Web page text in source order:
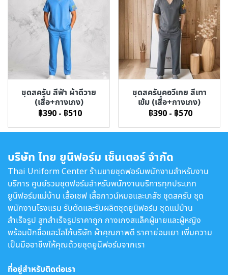
ชุดสครับ สีฟ้า ผ้าดีวาย
(เสื้อ+กางเกง)
฿390 - ฿510
ชุดสครับคอวีเกย สีเทา
เข้ม (เสื้อ+กางเกง)
฿390 - ฿570
บริษัท ไทย ยูนิฟอร์ม เซ็นเตอร์ จำกัด
Thai Uniform Center ร้านขายชุดฟอร์มพนักงานสำหรับงาน
บริการ ศูนย์รวมชุดฟอร์มสำหรับพนักงานบริการทุกประเภท
ยูนิฟอร์มแม่บ้าน เสื้อเชฟ เสื้อกาวน์หมอและเภสัช ชุดสครับ ชุด
พนักงานโรงแรม รับตัดและรับผลิตชุดยูนิฟอร์ม ชุดแม่บ้าน
สำเร็จรูป สูทสำเร็จรูปราคาถูก กางเกงสแล็คผู้ชายและผู้หญิง
พร้อมปักชื่อและโลโก้บริษัท ผ้าคุณภาพดี ราคาย่อมเยา เพิ่มความ
เป็นมืออาชีพให้คุณด้วยชุดยูนิฟอร์มจากเรา
ที่อยู่สำหรับติดต่อเรา